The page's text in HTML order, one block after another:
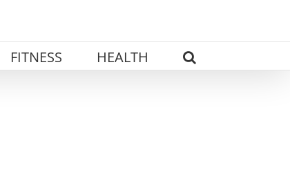
FITNESS HEALTH